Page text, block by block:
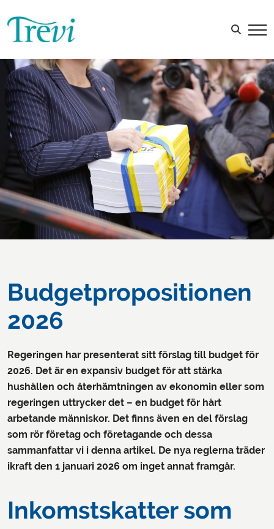
Sök efter:
Budgetpropositionen
2026
Regeringen har presenterat sitt förslag till budget för
2026. Det är en expansiv budget för att stärka
hushållen och återhämtningen av ekonomin eller som
regeringen uttrycker det – en budget för hårt
arbetande människor. Det finns även en del förslag
som rör företag och företagande och dessa
sammanfattar vi i denna artikel. De nya reglerna träder
ikraft den 1 januari 2026 om inget annat framgår.
Inkomstskatter som